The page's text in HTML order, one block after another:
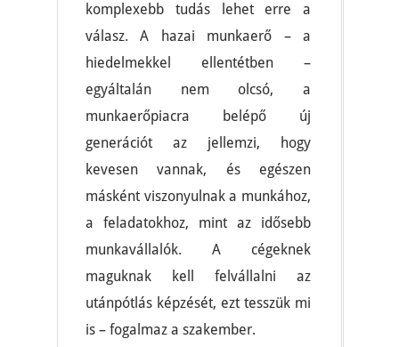
komplexebb tudás lehet erre a
válasz. A hazai munkaerő – a
hiedelmekkel ellentétben –
egyáltalán nem olcsó, a
munkaerőpiacra belépő új
generációt az jellemzi, hogy
kevesen vannak, és egészen
másként viszonyulnak a munkához,
a feladatokhoz, mint az idősebb
munkavállalók. A cégeknek
maguknak kell felvállalni az
utánpótlás képzését, ezt tesszük mi
is – fogalmaz a szakember.